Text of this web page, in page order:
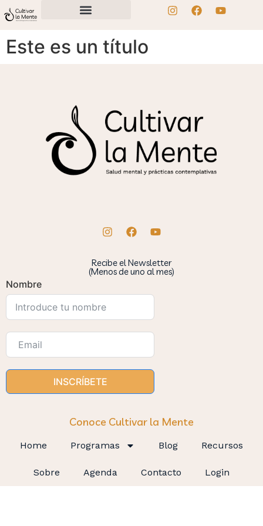
Este es un título
Recibe el Newsletter
(Menos de uno al mes)
Nombre
INSCRÍBETE
Conoce Cultivar la Mente
Home Programas Blog Recursos
Sobre Agenda Contacto Login